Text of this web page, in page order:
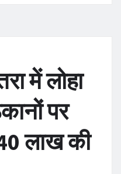
में लोहा
पर
लाख की